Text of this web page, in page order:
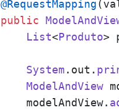
@RequestMapping
public
List<Produto>
System . out .
ModelAndView
    modelAndView.